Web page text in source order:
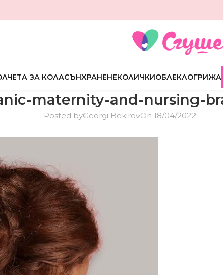
ЗА КОЛАСЪНХРАНЕНЕКОЛИЧКИОБЛЕКЛОГРИЖА
maternity-and-nursing-
Posted byGeorgi BekirovOn 18/04/2022